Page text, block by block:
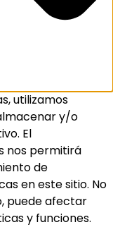
utilizamos
y/o
El
nos permitirá
de
en este sitio. No
puede afectar
y funciones.